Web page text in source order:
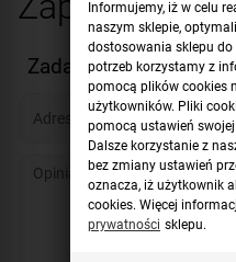
Zadaj nam pytanie. Z
Informujemy, iż w celu
naszym sklepie,
dostosowania sklepu
potrzeb korzystamy z
pomocą plików cookies
użytkowników. Pliki
pomocą ustawień
Dalsze korzystanie z
bez zmiany ustawień
oznacza, iż użytkownik
cookies. Więcej
prywatności sklepu.